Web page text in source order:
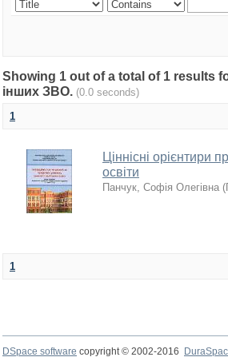
Showing 1 out of a total of 1 results
інших ЗВО. (0.0 seconds)
1
Ціннісні орієнтири
освіти
Панчук, Софія Олегівна (
1
DSpace software copyright © 2002-2016